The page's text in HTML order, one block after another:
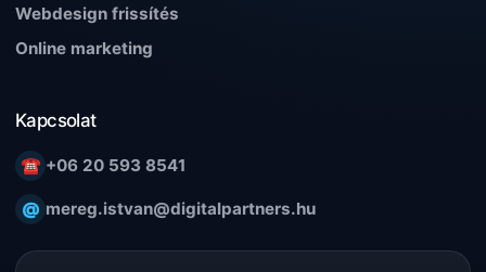
Webdesign frissítés
Online marketing
Kapcsolat
☎ +06 20 593 8541
@ mereg.istvan@digitalpartners.hu